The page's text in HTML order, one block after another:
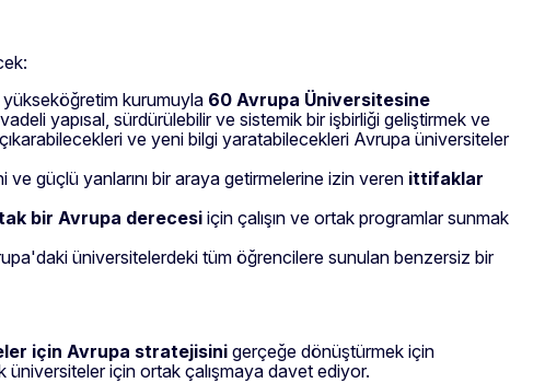
kurumuyla 60 Avrupa Üniversitesine
yapısal, sürdürülebilir ve sistemik bir işbirliği geliştirmek ve
ve yeni bilgi yaratabilecekleri Avrupa üniversiteler
ve güçlü yanlarını bir araya getirmelerine izin veren ittifaklar
bir Avrupa derecesi için çalışın ve ortak programlar sunmak
üniversitelerdeki tüm öğrencilere sunulan benzersiz bir
için Avrupa stratejisini gerçeğe dönüştürmek için
için ortak çalışmaya davet ediyor.